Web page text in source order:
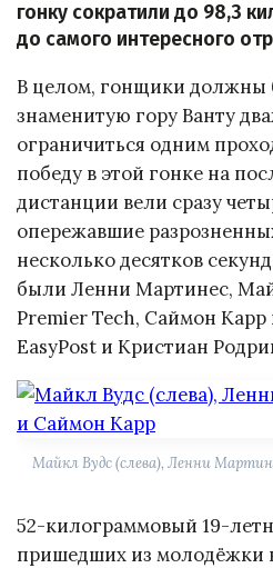
гонку сократили до 98,3
до самого интересного
В целом, гонщики должны
знаменитую гору Ванту
ограничиться одним
победу в этой гонке на
дистанции вели сразу
опережавшие
несколько десятков
были Ленни Мартинес,
Premier Tech, Саймон Карр
EasyPost и Кристиан
Майкл Вудс (слева), Ленни
52-килограммовый 19-
пришедших из молодёжки